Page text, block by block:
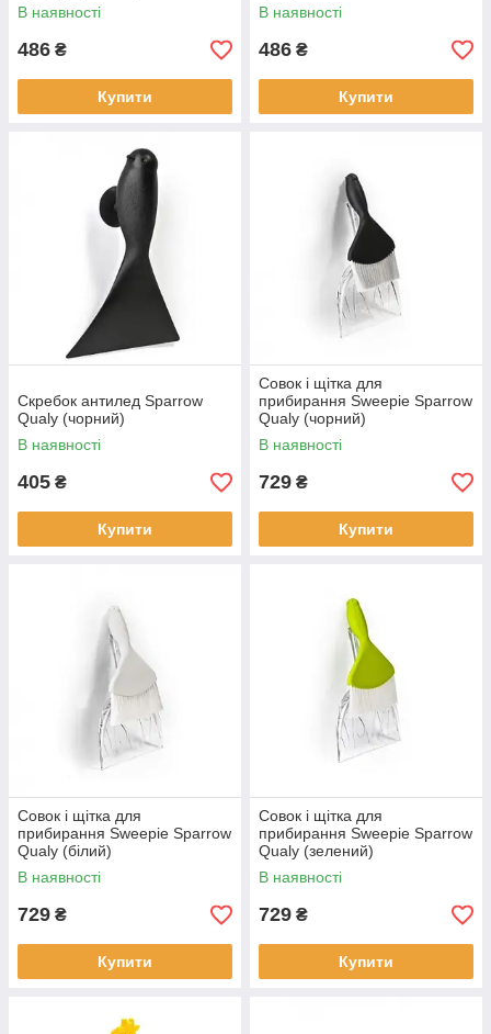
В наявності
486 ₴
Купити
В наявності
486 ₴
Купити
Скребок антилед Sparrow
Qualy (чорний)
В наявності
405 ₴
Купити
Совок і щітка для
прибирання Sweepie Sparrow
Qualy (чорний)
В наявності
729 ₴
Купити
Совок і щітка для
прибирання Sweepie Sparrow
Qualy (білий)
В наявності
729 ₴
Купити
Совок і щітка для
прибирання Sweepie Sparrow
Qualy (зелений)
В наявності
729 ₴
Купити